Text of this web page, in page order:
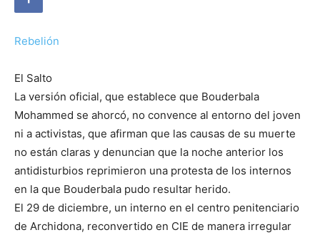
Rebelión
El Salto
La versión oficial, que establece que Bouderbala
Mohammed se ahorcó, no convence al entorno del joven
ni a activistas, que afirman que las causas de su muerte
no están claras y denuncian que la noche anterior los
antidisturbios reprimieron una protesta de los internos
en la que Bouderbala pudo resultar herido.
El 29 de diciembre, un interno en el centro penitenciario
de Archidona, reconvertido en CIE de manera irregular